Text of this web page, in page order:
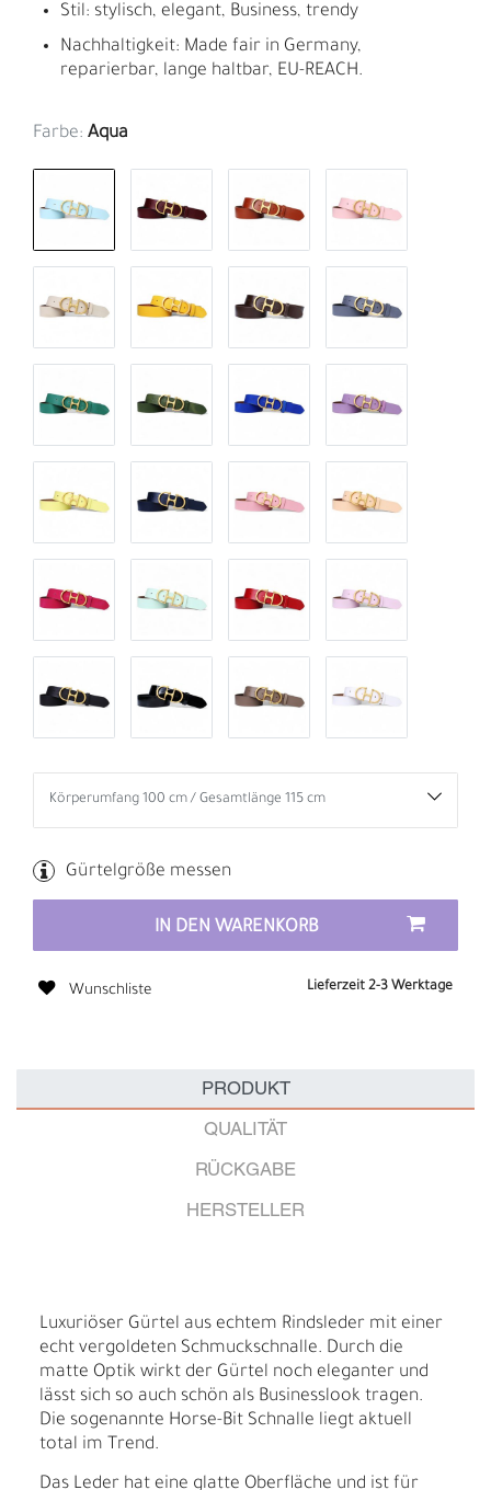
Stil: stylisch, elegant, Business, trendy
Nachhaltigkeit: Made fair in Germany,
reparierbar, lange haltbar, EU-REACH.
Farbe: Aqua
Gürtelgröße messen
IN DEN WARENKORB
Wunschliste Lieferzeit 2-3 Werktage
PRODUKT
QUALITÄT
RÜCKGABE
HERSTELLER
Luxuriöser Gürtel aus echtem Rindsleder mit einer
echt vergoldeten Schmuckschnalle. Durch die
matte Optik wirkt der Gürtel noch eleganter und
lässt sich so auch schön als Businesslook tragen.
Die sogenannte Horse-Bit Schnalle liegt aktuell
total im Trend.
Das Leder hat eine glatte Oberfläche und ist für